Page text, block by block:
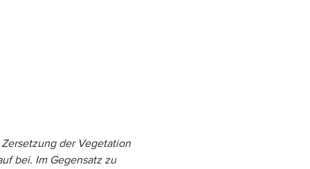
der Vegetation
bei. Im Gegensatz zu